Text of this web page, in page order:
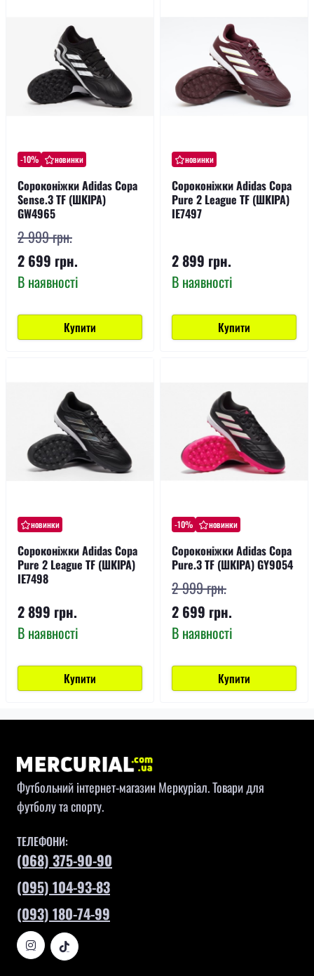
-10% новинки
Сороконіжки Adidas Copa
Sense.3 TF (ШКІРА)
GW4965
2 999 грн.
2 699 грн.
В наявності
Купити
новинки
Сороконіжки Adidas Copa
Pure 2 League TF (ШКІРА)
IE7497
2 899 грн.
В наявності
Купити
новинки
Сороконіжки Adidas Copa
Pure 2 League TF (ШКІРА)
IE7498
2 899 грн.
В наявності
Купити
-10% новинки
Сороконіжки Adidas Copa
Pure.3 TF (ШКІРА) GY9054
2 999 грн.
2 699 грн.
В наявності
Купити
Футбольний інтернет-магазин Меркуріал. Товари для
футболу та спорту.
ТЕЛЕФОНИ:
(068) 375-90-90
(095) 104-93-83
(093) 180-74-99